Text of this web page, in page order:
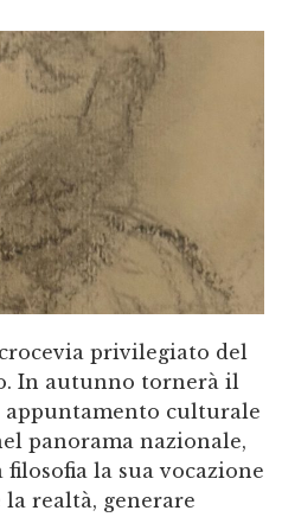
privilegiato del
In autunno tornerà il
appuntamento culturale
panorama nazionale,
la sua vocazione
realtà, generare